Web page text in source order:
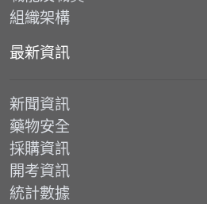
組織架構
最新資訊
新聞資訊
藥物安全
採購資訊
開考資訊
統計數據